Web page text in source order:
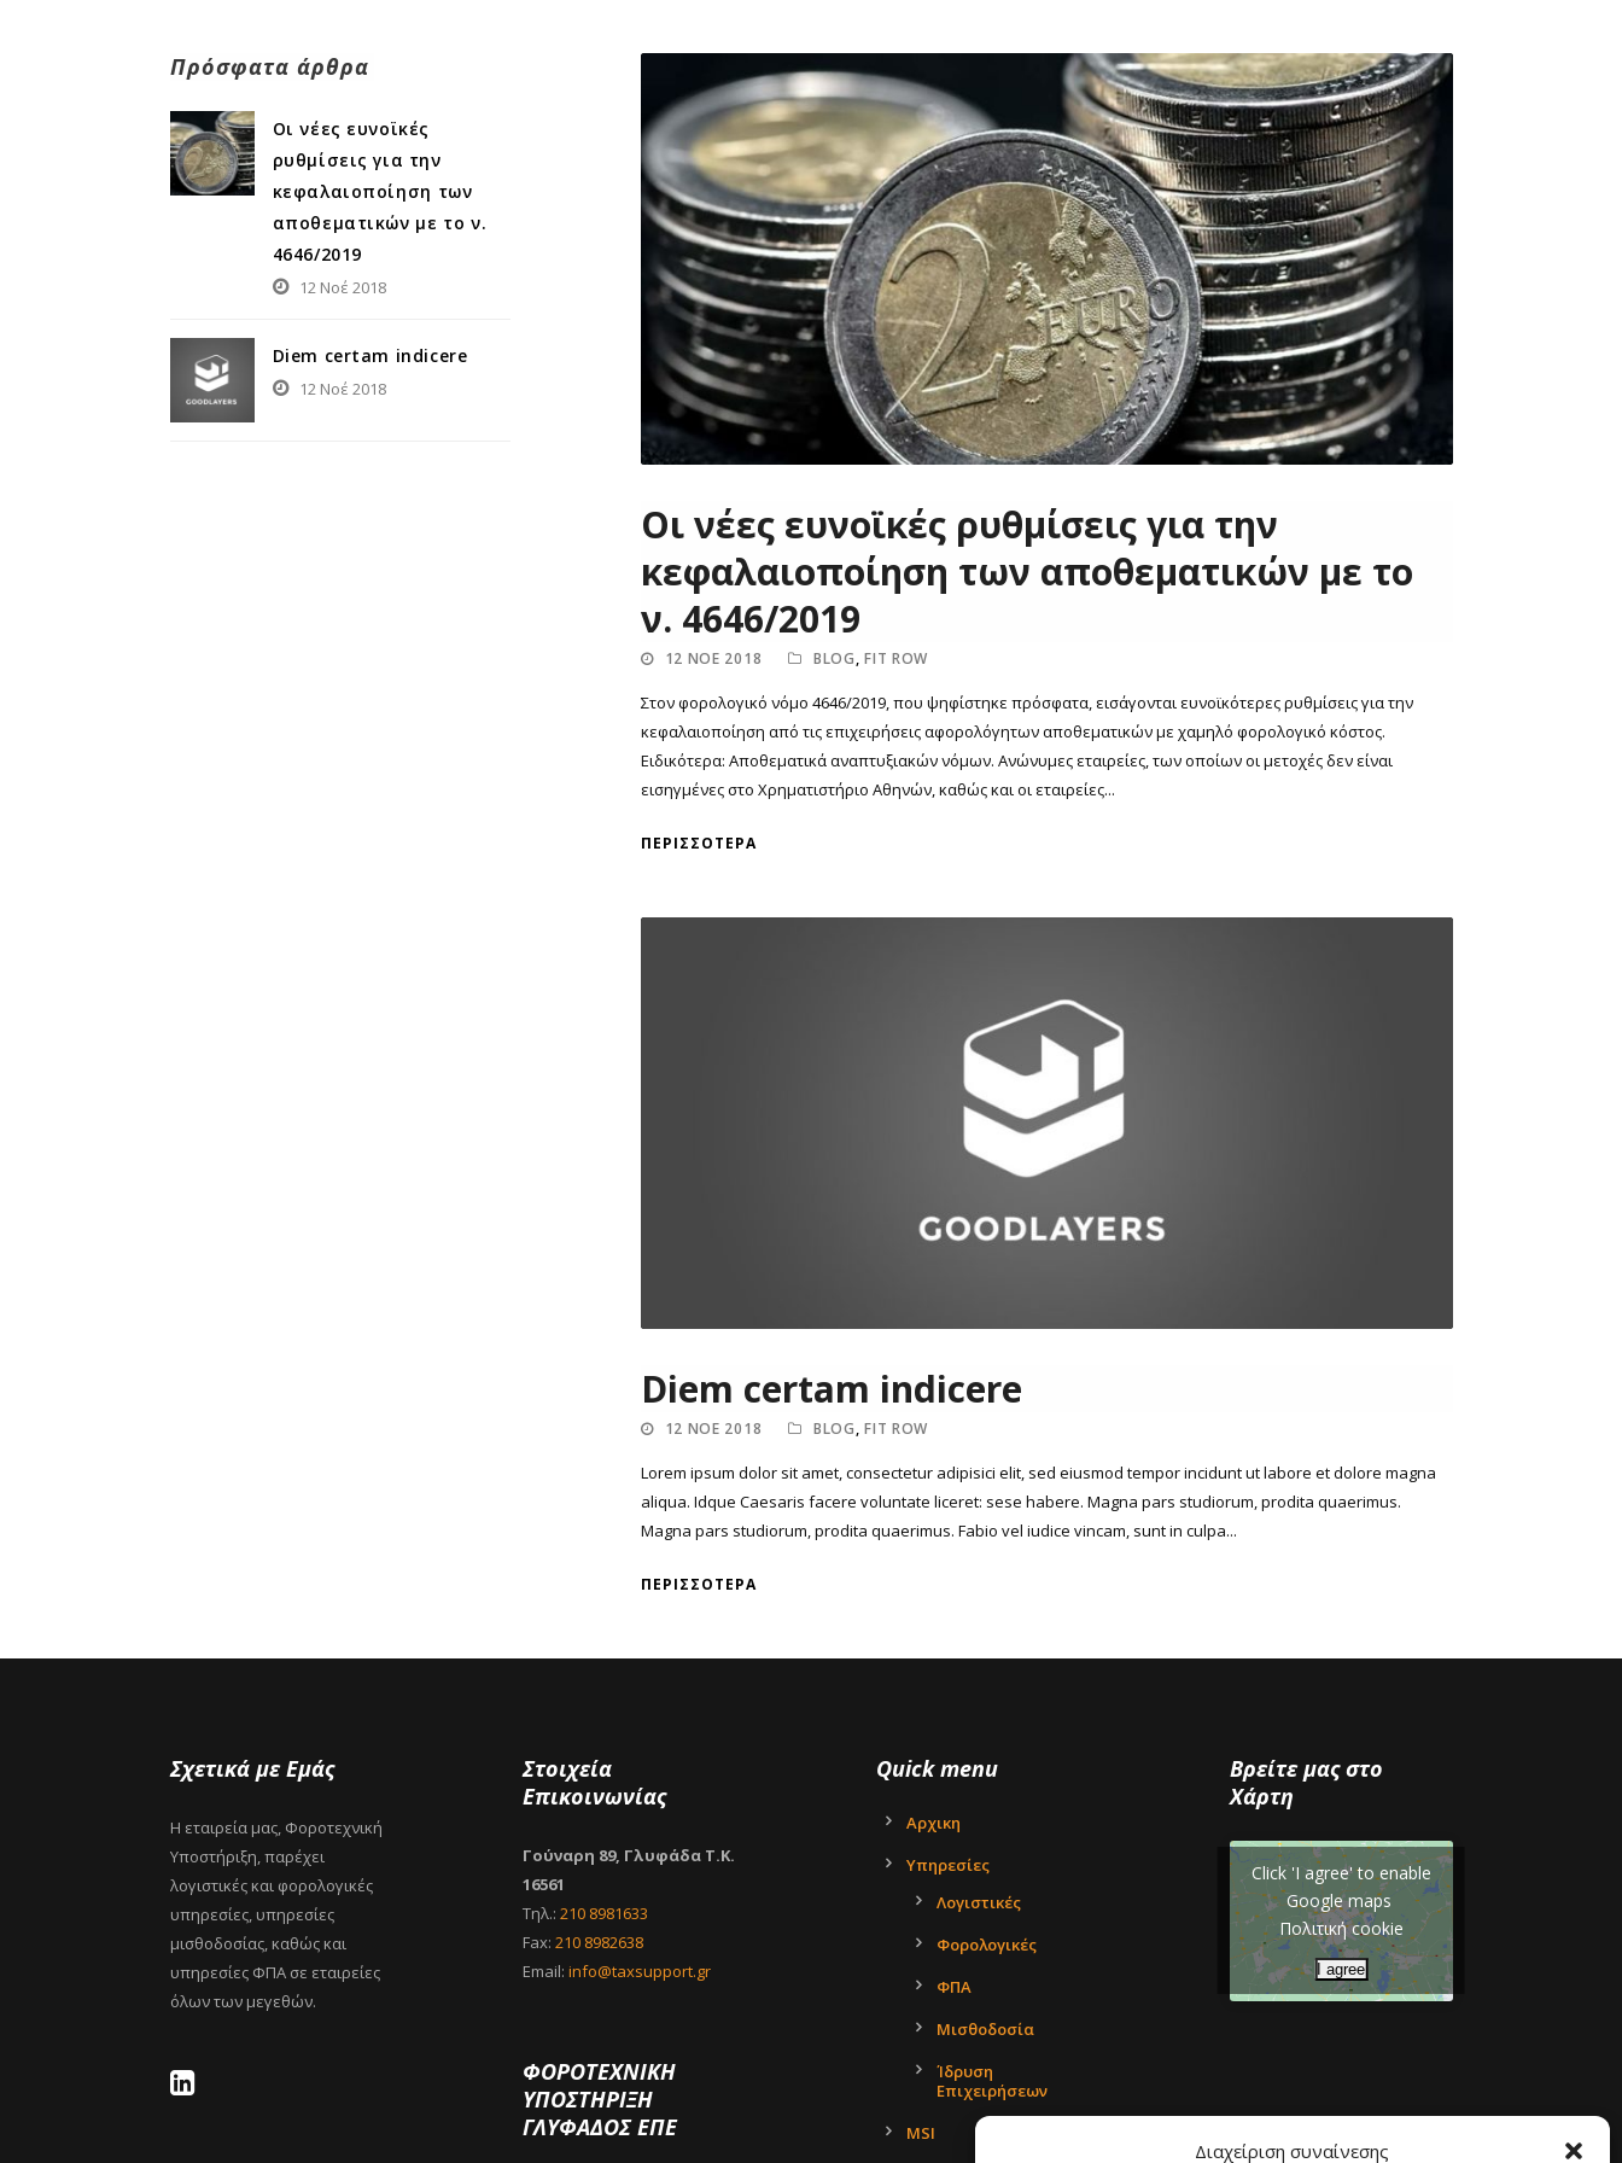
Διαχείριση συναίνεσης
Οι νέες ευνοϊκές ρυθμίσεις για την
κεφαλαιοποίηση των αποθεματικών με το
ν. 4646/2019
12 ΝΟΈ 2018 BLOG, FIT ROW
Στον φορολογικό νόμο 4646/2019, που ψηφίστηκε πρόσφατα, εισάγονται ευνοϊκότερες ρυθμίσεις για την
κεφαλαιοποίηση από τις επιχειρήσεις αφορολόγητων αποθεματικών με χαμηλό φορολογικό κόστος.
Ειδικότερα: Αποθεματικά αναπτυξιακών νόμων. Ανώνυμες εταιρείες, των οποίων οι μετοχές δεν είναι
εισηγμένες στο Χρηματιστήριο Αθηνών, καθώς και οι εταιρείες...
ΠΕΡΙΣΣΌΤΕΡΑ
Diem certam indicere
12 ΝΟΈ 2018 BLOG, FIT ROW
Lorem ipsum dolor sit amet, consectetur adipisici elit, sed eiusmod tempor incidunt ut labore et dolore magna
aliqua. Idque Caesaris facere voluntate liceret: sese habere. Magna pars studiorum, prodita quaerimus.
Magna pars studiorum, prodita quaerimus. Fabio vel iudice vincam, sunt in culpa...
ΠΕΡΙΣΣΌΤΕΡΑ
Πρόσφατα άρθρα
Οι νέες ευνοϊκές
ρυθμίσεις για την
κεφαλαιοποίηση των
αποθεματικών με το ν.
4646/2019
12 Νοέ 2018
Diem certam indicere
12 Νοέ 2018
Σχετικά με Εμάς
Η εταιρεία μας, Φοροτεχνική
Υποστήριξη, παρέχει
λογιστικές και φορολογικές
υπηρεσίες, υπηρεσίες
μισθοδοσίας, καθώς και
υπηρεσίες ΦΠΑ σε εταιρείες
όλων των μεγεθών.
Στοιχεία
Επικοινωνίας
Γούναρη 89, Γλυφάδα Τ.Κ.
16561
Τηλ.:210 8981633
Fax:210 8982638
Email:info@taxsupport.gr
ΦΟΡΟΤΕΧΝΙΚΗ
ΥΠΟΣΤΗΡΙΞΗ
ΓΛΥΦΑΔΟΣ ΕΠΕ
Quick menu
Αρχικη
Υπηρεσίες
Λογιστικές
Φορολογικές
ΦΠΑ
Μισθοδοσία
Ίδρυση
Επιχειρήσεων
MSI
Βρείτε μας στο
Χάρτη
Click 'I agree' to enable
Google maps
Πολιτική cookie
I agree